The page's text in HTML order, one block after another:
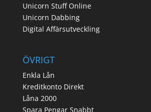
Unicorn Stuff Online
Unicorn Dabbing
Digital Affärsutveckling
ÖVRIGT
Enkla Lån
Kreditkonto Direkt
Låna 2000
Spara Pengar Snabbt